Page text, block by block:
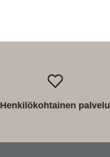
Henkilökohtainen palvelu